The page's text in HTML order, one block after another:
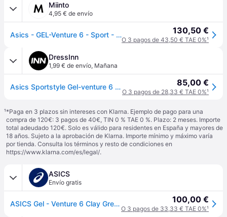
Miinto
4,95 € de envío
Asics - GEL-Venture 6 - Sport - Hombre - Beige - 42 EU - 130,50 €
O 3 pagos de 43,50 € TAE 0%¹
DressInn
1,99 € de envío, Mañana
Asics Sportstyle Gel-venture 6 Trainers Gris EU 39 85,00 €
O 3 pagos de 28,33 € TAE 0%¹
¹*Paga en 3 plazos sin intereses con Klarna. Ejemplo de pago para una
compra de 120€: 3 pagos de 40€, TIN 0 % TAE 0 %. Plazo: 2 meses. Importe
total adeudado 120€. Solo es válido para residentes en España y mayores de
18 años. Sujeto a la aprobación de Klarna. Importe mínimo y máximo varía
por tienda. Consulta los términos y resto de condiciones en
https://www.klarna.com/es/legal/.
ASICS
Envío gratis
ASICS Gel - Venture 6 Clay Grey / Cream Unisex Talla 42 100,00 €
O 3 pagos de 33,33 € TAE 0%¹